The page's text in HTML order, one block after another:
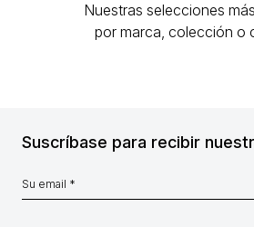
Nuestras selecciones
por marca, colección o
Suscríbase para recibir